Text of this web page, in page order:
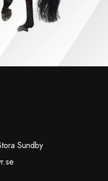
Sundby